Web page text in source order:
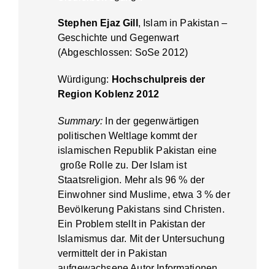
Stephen Ejaz Gill , Islam in Pakistan –
Geschichte und Gegenwart
(Abgeschlossen: SoSe 2012)
Würdigung: Hochschulpreis der
Region Koblenz 2012
Summary: In der gegenwärtigen
politischen Weltlage kommt der
islamischen Republik Pakistan eine
große Rolle zu. Der Islam ist
Staatsreligion. Mehr als 96 % der
Einwohner sind Muslime, etwa 3 % der
Bevölkerung Pakistans sind Christen.
Ein Problem stellt in Pakistan der
Islamismus dar. Mit der Untersuchung
vermittelt der in Pakistan